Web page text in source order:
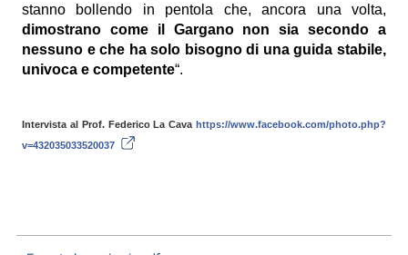
stanno bollendo in pentola che, ancora una volta,
dimostrano come il Gargano non sia secondo a
nessuno e che ha solo bisogno di una guida stabile,
univoca e competente“.
Intervista al Prof. Federico La Cava https://www.facebook.com/photo.php?
v=432035033520037